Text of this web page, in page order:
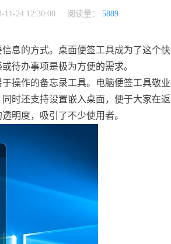
11-24 12:30:00 阅读量： 5889
息的方式。桌面便签工具成为了这个快
待办事项是极为方便的需求。
操作的备忘录工具。电脑便签工具敬业
时还支持设置嵌入桌面，便于大家在返
明度，吸引了不少使用者。